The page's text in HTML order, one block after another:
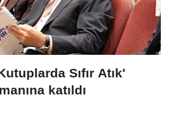
Sıfır Atık'
katıldı